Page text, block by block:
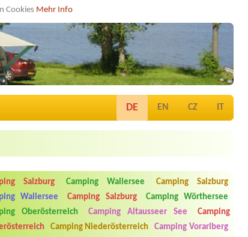
Cookies Mehr Info
DE EN CZ IT
Salzburg Camping Wallersee
Camping Salzburg
Wallersee
Camping Salzburg
Camping Wörthersee
Oberösterreich
Camping Altausseer See
Camping
Camping Niederösterreich
Camping Vorarlberg